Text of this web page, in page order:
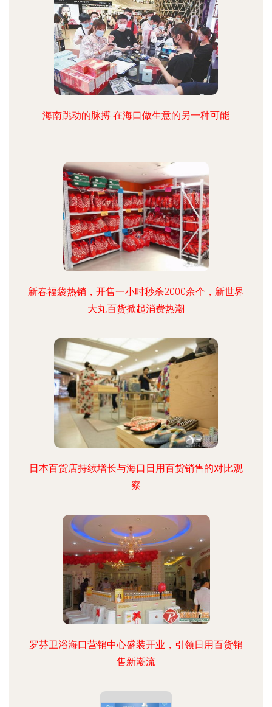
海南跳动的脉搏 在海口做生意的另一种可能
新春福袋热销，开售一小时秒杀2000余个，新世界
大丸百货掀起消费热潮
日本百货店持续增长与海口日用百货销售的对比观
察
罗芬卫浴海口营销中心盛装开业，引领日用百货销
售新潮流